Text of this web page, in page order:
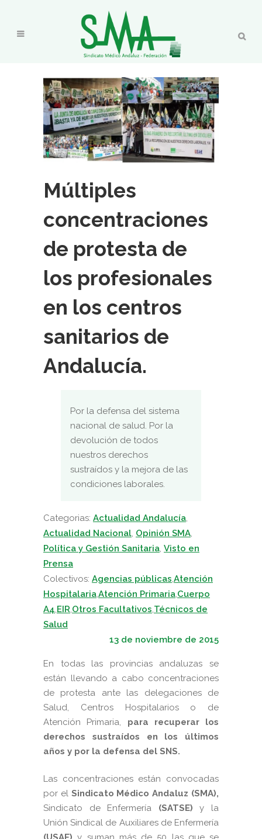
Múltiples
concentraciones
de protesta de
los profesionales
en los centros
sanitarios de
Andalucía.
Por la defensa del sistema
nacional de salud. Por la
devolución de todos
nuestros derechos
sustraídos y la mejora de las
condiciones laborales.
Categorias: Actualidad Andalucía,
Actualidad Nacional, Opinión SMA,
Política y Gestión Sanitaria, Visto en
Prensa
Colectivos: Agencias públicas,Atención
Hospitalaria,Atención Primaria,Cuerpo
A4,EIR,Otros Facultativos,Técnicos de
Salud
13 de noviembre de 2015
En todas las provincias andaluzas se
están llevando a cabo concentraciones
de protesta ante las delegaciones de
Salud, Centros Hospitalarios o de
Atención Primaria, para recuperar los
derechos sustraídos en los últimos
años y por la defensa del SNS.
Las concentraciones están convocadas
por el Sindicato Médico Andaluz (SMA),
Sindicato de Enfermería (SATSE) y la
Unión Sindical de Auxiliares de Enfermería